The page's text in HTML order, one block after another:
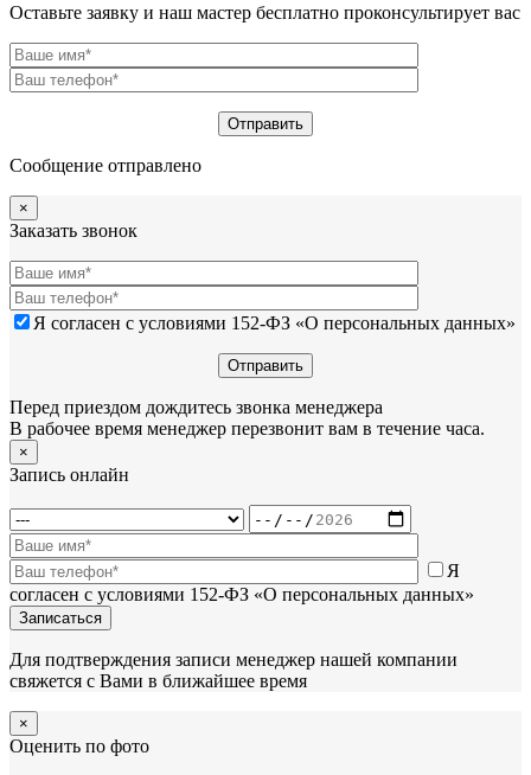
Оставьте заявку и наш мастер бесплатно проконсультирует вас
Сообщение отправлено
×
Заказать звонок
Я согласен с условиями 152-ФЗ «О персональных данных»
Перед приездом дождитесь звонка менеджера
В рабочее время менеджер перезвонит вам в течение часа.
×
Запись онлайн
Я
согласен с условиями 152-ФЗ «О персональных данных»
Для подтверждения записи менеджер нашей компании
свяжется с Вами в ближайшее время
×
Оценить по фото